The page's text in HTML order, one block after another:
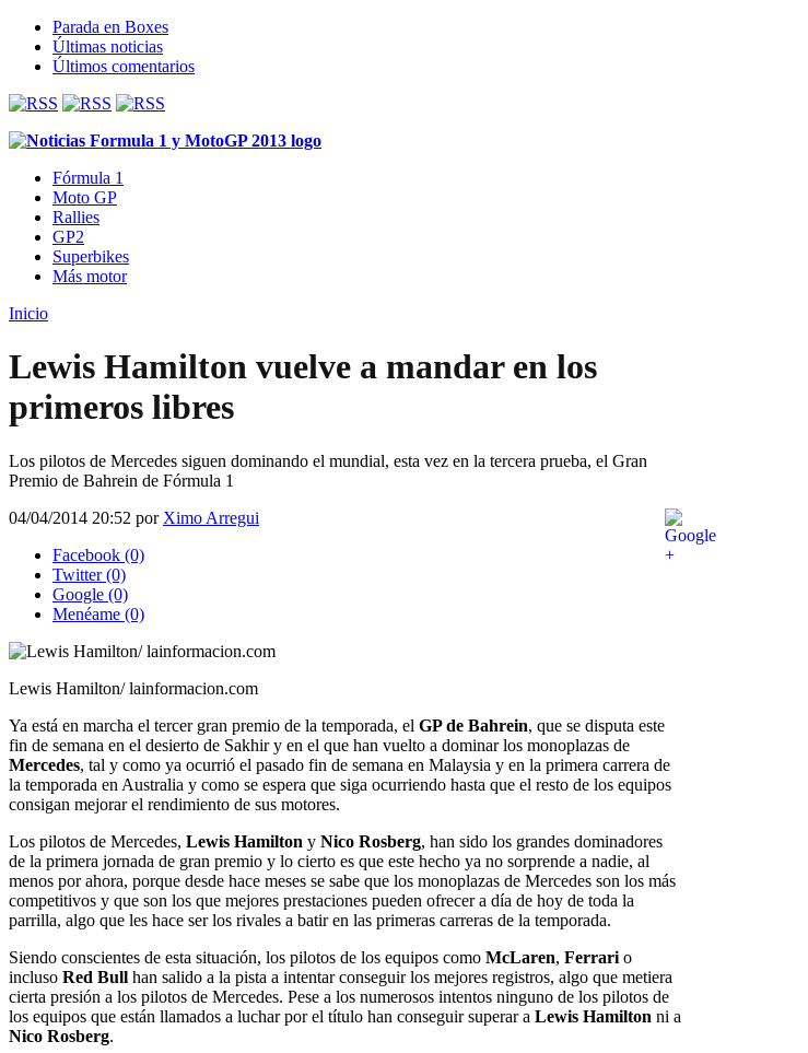
Parada en Boxes
Últimas noticias
Últimos comentarios
Fórmula 1
Moto GP
Rallies
GP2
Superbikes
Más motor
Inicio
Lewis Hamilton vuelve a mandar en los
primeros libres
Los pilotos de Mercedes siguen dominando el mundial, esta vez en la tercera prueba, el Gran
Premio de Bahrein de Fórmula 1
04/04/2014 20:52 por Ximo Arregui
Facebook (0)
Twitter(0)
Google (0)
Menéame (0)
Lewis Hamilton/ lainformacion.com
Ya está en marcha el tercer gran premio de la temporada, el GP de Bahrein, que se disputa este
fin de semana en el desierto de Sakhir y en el que han vuelto a dominar los monoplazas de
Mercedes, tal y como ya ocurrió el pasado fin de semana en Malaysia y en la primera carrera de
la temporada en Australia y como se espera que siga ocurriendo hasta que el resto de los equipos
consigan mejorar el rendimiento de sus motores.
Los pilotos de Mercedes, Lewis Hamilton y Nico Rosberg, han sido los grandes dominadores
de la primera jornada de gran premio y lo cierto es que este hecho ya no sorprende a nadie, al
menos por ahora, porque desde hace meses se sabe que los monoplazas de Mercedes son los más
competitivos y que son los que mejores prestaciones pueden ofrecer a día de hoy de toda la
parrilla, algo que les hace ser los rivales a batir en las primeras carreras de la temporada.
Siendo conscientes de esta situación, los pilotos de los equipos como McLaren, Ferrari o
incluso Red Bull han salido a la pista a intentar conseguir los mejores registros, algo que metiera
cierta presión a los pilotos de Mercedes. Pese a los numerosos intentos ninguno de los pilotos de
los equipos que están llamados a luchar por el título han conseguir superar a Lewis Hamilton ni a
Nico Rosberg.